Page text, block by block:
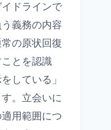
ドラインで
義務の内容
の原状回復
とを認識
している」
。立会いに
用範囲につ